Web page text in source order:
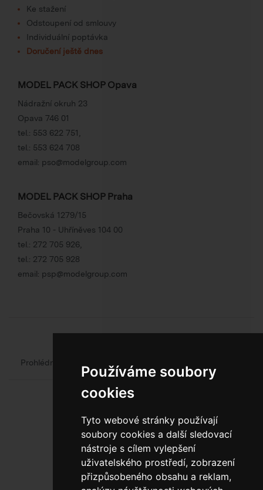
Používáme soubory
cookies
Tyto webové stránky používají
soubory cookies a další sledovací
nástroje s cílem vylepšení
uživatelského prostředí, zobrazení
přizpůsobeného obsahu a reklam,
Ke stažení
Odstoupení od smlouvy
Individuální poptávka
Doručení ještě dnes
MODEL PACK SHOP Opava
Nádražní okruh 23
Opava 746 01
tel.: 553 622 751
tel.: 553 624 708
email: pso@modelgroup.com
MODEL PACK SHOP Praha
Bečovská 1279/15
Praha 10 - Uhříněves 104 00
tel.: 272 705 926
tel.: 272 705 928
email: psp@modelgroup.com
Prohlédněte si web oficiálního výrobce obalů
800 10 10 77